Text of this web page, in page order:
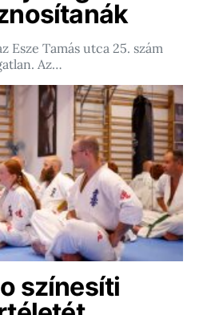
Esze Tamás utca 25. szám
Az…
színesíti